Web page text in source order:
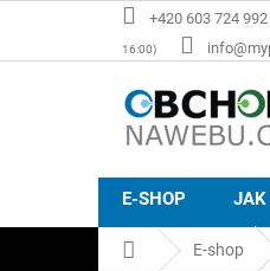
+420 603 724 992
E-SHOP JAK
Domů E-shop